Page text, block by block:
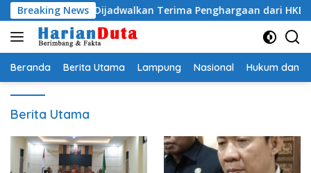
Langsung
ke
konten
Breaking News
Egi Dijadwalkan Terima Penghargaan dari HKBP Lampung
Beranda Berita Utama Lampung Nasional Hukum dan
Berita Utama